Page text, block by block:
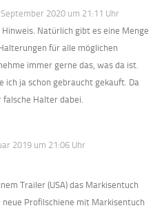
2020 um 21:11 Uhr
Hinweis. Natürlich gibt es eine Menge
für alle möglichen
immer gerne das, was da ist.
ich ja schon gebraucht gekauft. Da
Halter dabei.
2019 um 21:06 Uhr
Trailer (USA) das Markisentuch
Profilschiene mit Markisentuch